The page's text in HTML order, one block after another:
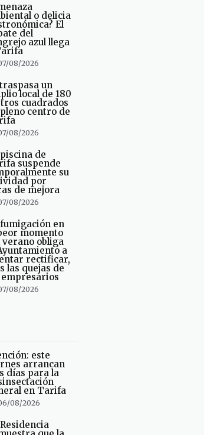
o delicia
El
del
azul llega
08/2026
un
local de 180
cuadrados
centro de
08/2026
de
suspende
su
por
de mejora
08/2026
en
momento
verano obliga
a
rectificar,
las quejas de
empresarios
08/2026
este
arrancan
días para la
en Tarifa
08/2026